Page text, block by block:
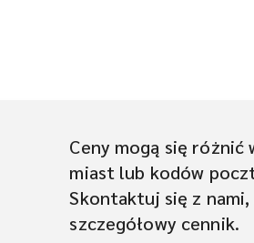
Ceny mogą się różnić
miast lub kodów
Skontaktuj się z nami,
szczegółowy cennik.